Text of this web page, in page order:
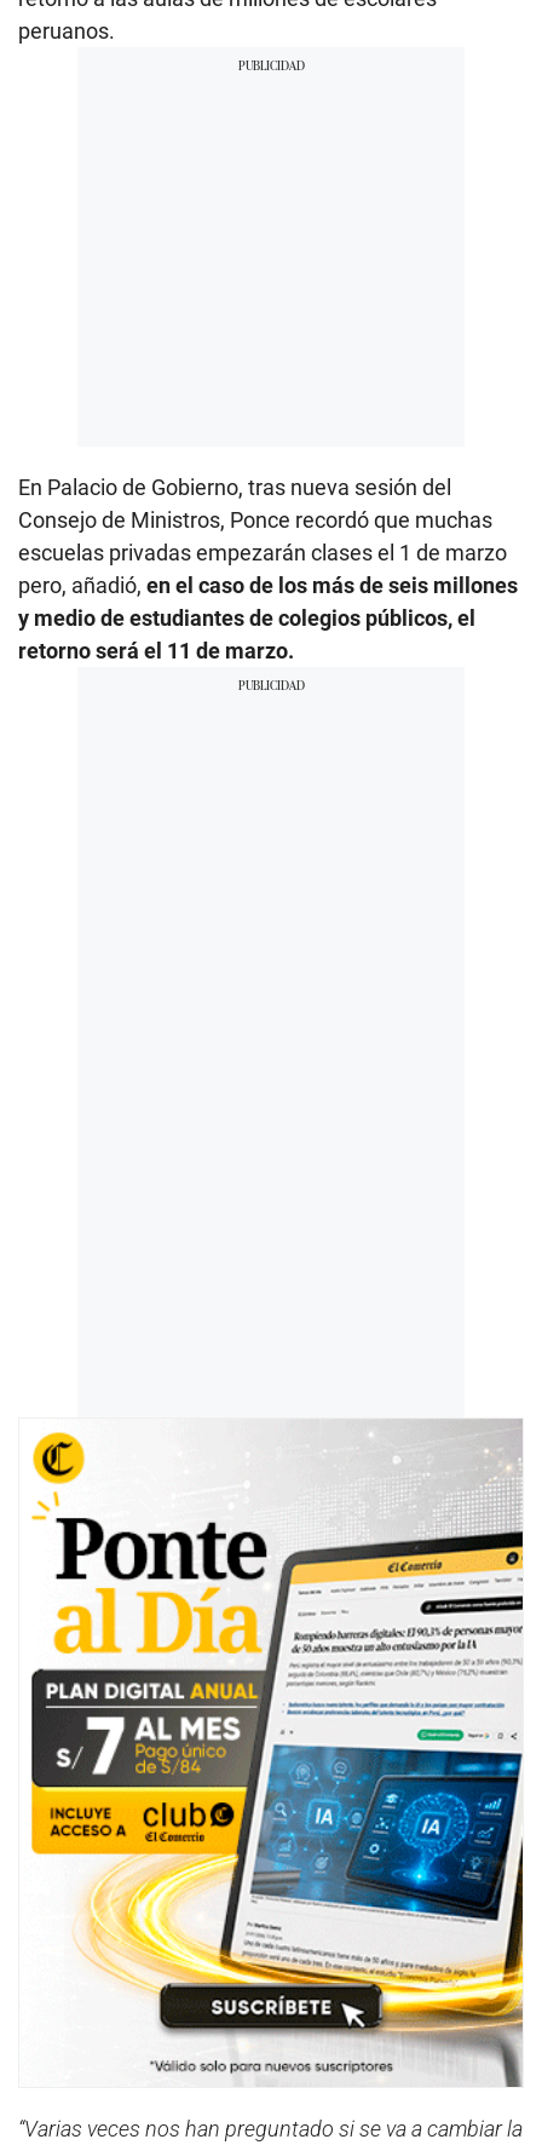
peruanos.
En Palacio de Gobierno, tras nueva sesión del
Consejo de Ministros, Ponce recordó que muchas
escuelas privadas empezarán clases el 1 de marzo
pero, añadió, en el caso de los más de seis millones
y medio de estudiantes de colegios públicos, el
retorno será el 11 de marzo.
“Varias veces nos han preguntado si se va a cambiar la